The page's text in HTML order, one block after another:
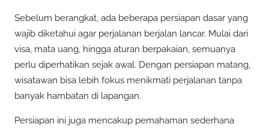
Sebelum berangkat, ada beberapa persiapan dasar yang
wajib diketahui agar perjalanan berjalan lancar. Mulai dari
visa, mata uang, hingga aturan berpakaian, semuanya
perlu diperhatikan sejak awal. Dengan persiapan matang,
wisatawan bisa lebih fokus menikmati perjalanan tanpa
banyak hambatan di lapangan.
Persiapan ini juga mencakup pemahaman sederhana